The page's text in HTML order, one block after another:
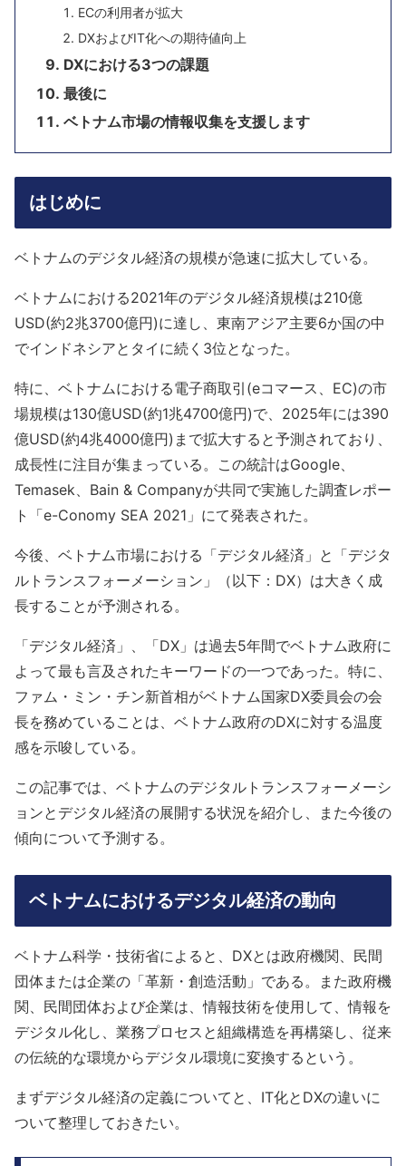
ECの利用者が拡大
DXおよびIT化への期待値向上
DXにおける3つの課題
最後に
ベトナム市場の情報収集を支援します
はじめに
ベトナムのデジタル経済の規模が急速に拡大している。
ベトナムにおける2021年のデジタル経済規模は210億
USD(約2兆3700億円)に達し、東南アジア主要6か国の中
でインドネシアとタイに続く3位となった。
特に、ベトナムにおける電子商取引(eコマース、EC)の市
場規模は130億USD(約1兆4700億円)で、2025年には390
億USD(約4兆4000億円)まで拡大すると予測されており、
成長性に注目が集まっている。この統計はGoogle、
Temasek、Bain & Companyが共同で実施した調査レポー
ト「e-Conomy SEA 2021」にて発表された。
今後、ベトナム市場における「デジタル経済」と「デジタ
ルトランスフォーメーション」（以下：DX）は大きく成
長することが予測される。
「デジタル経済」、「DX」は過去5年間でベトナム政府に
よって最も言及されたキーワードの一つであった。特に、
ファム・ミン・チン新首相がベトナム国家DX委員会の会
長を務めていることは、ベトナム政府のDXに対する温度
感を示唆している。
この記事では、ベトナムのデジタルトランスフォーメーシ
ョンとデジタル経済の展開する状況を紹介し、また今後の
傾向について予測する。
ベトナムにおけるデジタル経済の動向
ベトナム科学・技術省によると、DXとは政府機関、民間
団体または企業の「革新・創造活動」である。また政府機
関、民間団体および企業は、情報技術を使用して、情報を
デジタル化し、業務プロセスと組織構造を再構築し、従来
の伝統的な環境からデジタル環境に変換するという。
まずデジタル経済の定義についてと、IT化とDXの違いに
ついて整理しておきたい。